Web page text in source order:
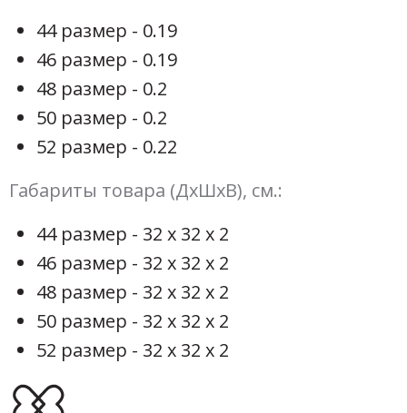
44 размер - 0.19
46 размер - 0.19
48 размер - 0.2
50 размер - 0.2
52 размер - 0.22
Габариты товара (ДхШхВ), см.:
44 размер - 32 х 32 х 2
46 размер - 32 х 32 х 2
48 размер - 32 х 32 х 2
50 размер - 32 х 32 х 2
52 размер - 32 х 32 х 2